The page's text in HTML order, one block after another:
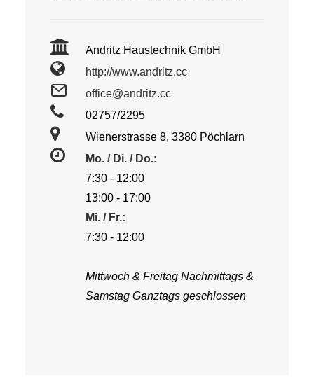
Andritz Haustechnik GmbH
http://www.andritz.cc
office@andritz.cc
02757/2295
Wienerstrasse 8, 3380 Pöchlarn
Mo. / Di. / Do.:
7:30 - 12:00
13:00 - 17:00
Mi. / Fr.:
7:30 - 12:00
Mittwoch & Freitag Nachmittags &
Samstag Ganztags geschlossen